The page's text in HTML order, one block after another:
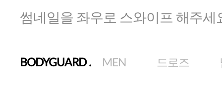
썸네일을 좌우로 스와이프 해주세
BODYGUARD. MEN 드로즈